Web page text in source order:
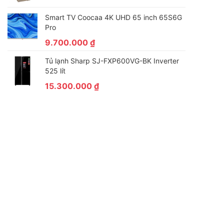
Smart TV Coocaa 4K UHD 65 inch 65S6G
Pro
9.700.000₫
Tủ lạnh Sharp SJ-FXP600VG-BK Inverter
525 lít
15.300.000₫